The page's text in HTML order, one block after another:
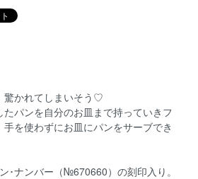
驚かれてしまいそう♡
パンを自分のお皿まで持っていきフ
を使わずにお皿にパンをサーブでき
･ナンバー（№670660）の刻印入り。